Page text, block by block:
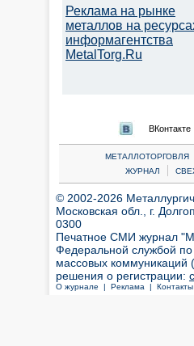
Реклама на рынке
металлов на
информагентства
MetalTorg.Ru
ВКонтакте
МЕТАЛЛОТОРГОВЛЯ
ЖУРНАЛ
|
© 2002-2026
Московская обл., г.
0300
Печатное СМИ журнал
Федеральной службой
массовых коммуникаций
решения о регистрации:
О журнале | Реклама | Контакты